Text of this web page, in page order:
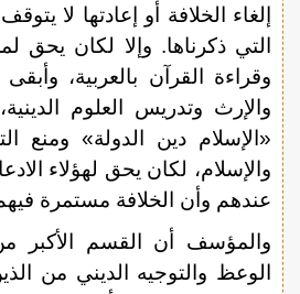
إلغاء الخلافة أو إعادتها لا
التي ذكرناها. وإلا لكان يحق
وقراءة القرآن بالعربية،
والإرث وتدريس العلوم
«الإسلام دين الدولة» ومنع
والإسلام، لكان يحق لهؤلاء
عندهم وأن الخلافة مستمرة
والمؤسف أن القسم الأكبر
الوعظ والتوجيه الديني من